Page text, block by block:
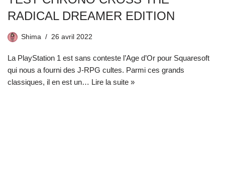
RADICAL DREAMER EDITION
Shima 26 avril 2022
La PlayStation 1 est sans conteste l’Age d’Or pour Squaresoft
qui nous a fourni des J-RPG cultes. Parmi ces grands
classiques, il en est un… Lire la suite »